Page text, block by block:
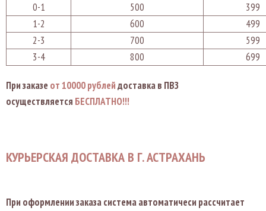
0-1 500
399
1-2
600
499
2-3
700
599
3-4
800 699
При заказе от 10000 рублейдоставка в ПВЗ
осуществляется БЕСПЛАТНО!!!
КУРЬЕРСКАЯ ДОСТАВКА В Г. АСТРАХАНЬ
При оформлении заказа система автоматичеси рассчитает